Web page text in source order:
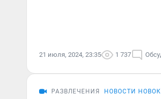
21 июля, 2024, 23:35 1 737
РАЗВЛЕЧЕНИЯ НОВОСТИ